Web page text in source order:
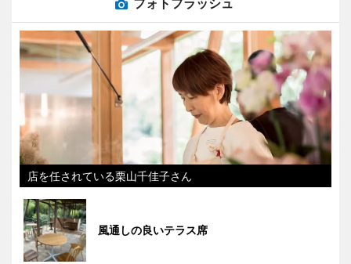
店を任されている栗山千佳子さん
風通しの良いテラス席